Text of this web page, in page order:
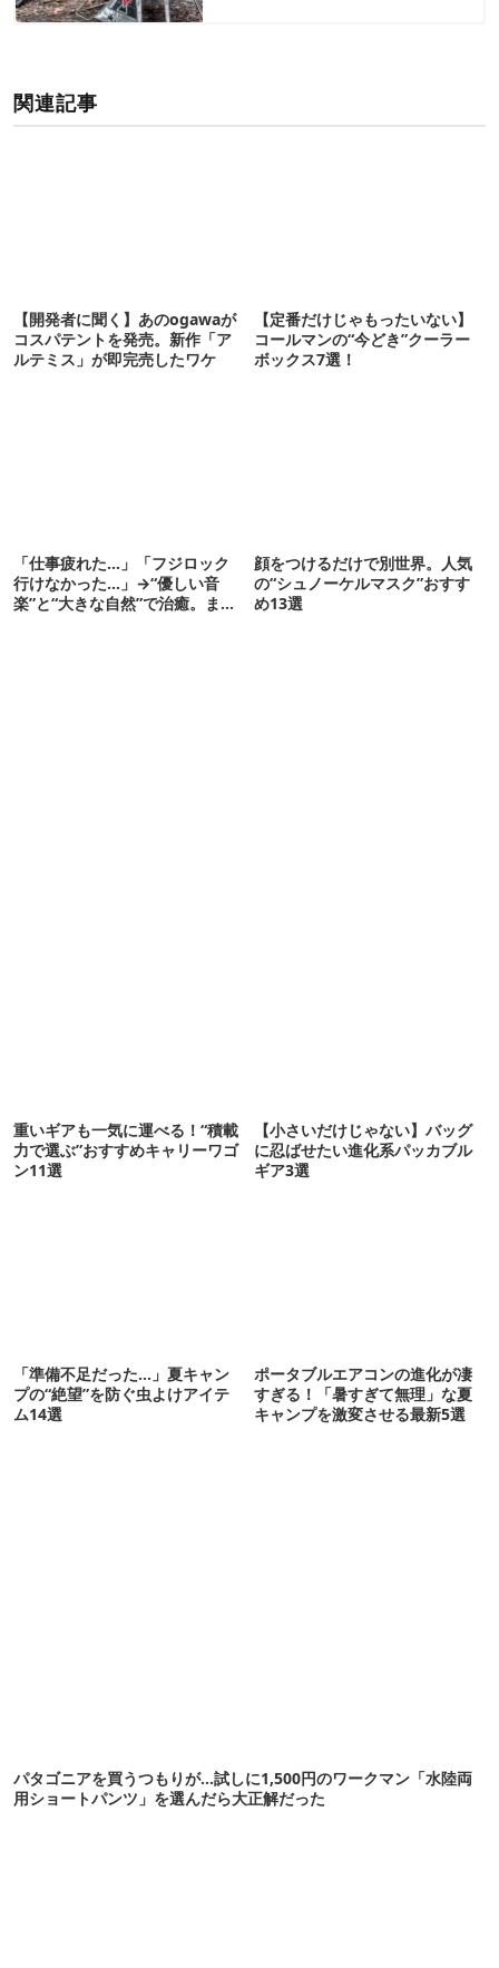
関連記事
【開発者に聞く】あのogawaが
コスパテントを発売。新作「ア
ルテミス」が即完売したワケ
【定番だけじゃもったいない】
コールマンの“今どき”クーラー
ボックス7選！
「仕事疲れた…」「フジロック
行けなかった…」→“優しい音
楽”と“大きな自然”で治癒。まだ
顔をつけるだけで別世界。人気
の“シュノーケルマスク”おすす
め13選
重いギアも一気に運べる！“積載
力で選ぶ”おすすめキャリーワゴ
ン11選
【小さいだけじゃない】バッグ
に忍ばせたい進化系パッカブル
ギア3選
「準備不足だった…」夏キャン
プの“絶望”を防ぐ虫よけアイテ
ム14選
ポータブルエアコンの進化が凄
すぎる！「暑すぎて無理」な夏
キャンプを激変させる最新5選
パタゴニアを買うつもりが…試しに1,500円のワークマン「水陸両
用ショートパンツ」を選んだら大正解だった